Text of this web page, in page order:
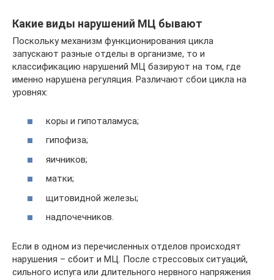
Какие виды нарушений МЦ бывают
Поскольку механизм функционирования цикла
запускают разные отделы в организме, то и
классификацию нарушений МЦ базируют на том, где
именно нарушена регуляция. Различают сбои цикла на
уровнях:
коры и гипоталамуса;
гипофиза;
яичников;
матки;
щитовидной железы;
надпочечников.
Если в одном из перечисленных отделов происходят
нарушения – сбоит и МЦ. После стрессовых ситуаций,
сильного испуга или длительного нервного напряжения